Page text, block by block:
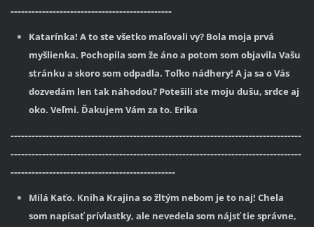
----------------------------------------------
Katarínka! A to ste všetko maľovali vy? Bola moja prvá
myšlienka. Pochopila som že áno a potom som objavila Vašu
stránku a skoro som odpadla. Toľko nádhery! A ja sa o Vás
dozvedám len tak náhodou? Potešili ste moju dušu, srdce aj
oko. Veľmi. Ďakujem Vám za to. Erika
-----------------------------------------------------------------------------------
-----------------------------------------------------------------------------------
-----------------------------------------------
Milá Kaťo. Kniha Krajina so žltým nebom je to naj! Chela
som napísať prívlastky, ale nevedela som nájsť tie správne,